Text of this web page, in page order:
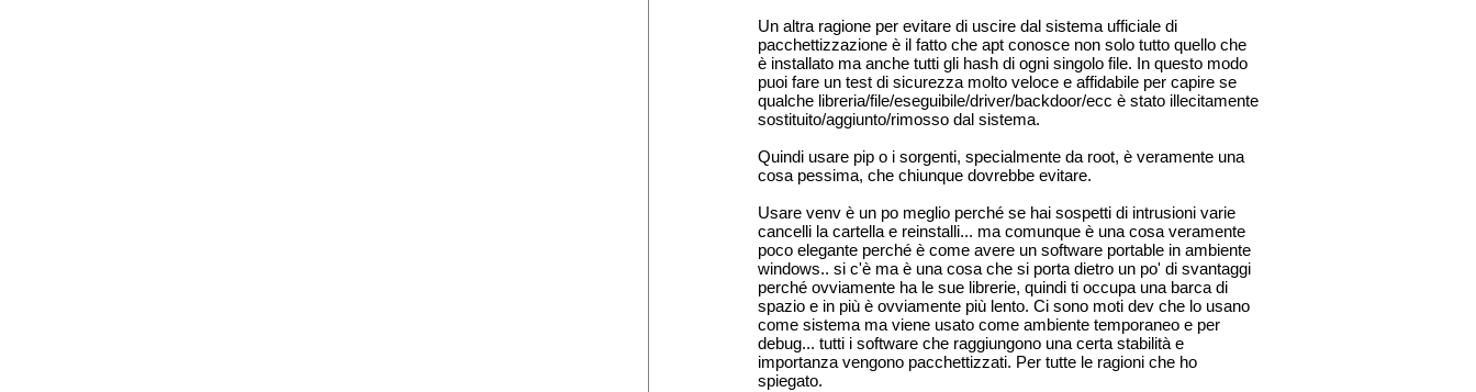
Un altra ragione per evitare di uscire dal sistema ufficiale di
pacchettizzazione è il fatto che apt conosce non solo tutto quello che
è installato ma anche tutti gli hash di ogni singolo file. In questo modo
puoi fare un test di sicurezza molto veloce e affidabile per capire se
qualche libreria/file/eseguibile/driver/backdoor/ecc è stato illecitamente
sostituito/aggiunto/rimosso dal sistema.
Quindi usare pip o i sorgenti, specialmente da root, è veramente una
cosa pessima, che chiunque dovrebbe evitare.
Usare venv è un po meglio perché se hai sospetti di intrusioni varie
cancelli la cartella e reinstalli... ma comunque è una cosa veramente
poco elegante perché è come avere un software portable in ambiente
windows.. si c'è ma è una cosa che si porta dietro un po' di svantaggi
perché ovviamente ha le sue librerie, quindi ti occupa una barca di
spazio e in più è ovviamente più lento. Ci sono moti dev che lo usano
come sistema ma viene usato come ambiente temporaneo e per
debug... tutti i software che raggiungono una certa stabilità e
importanza vengono pacchettizzati. Per tutte le ragioni che ho
spiegato.